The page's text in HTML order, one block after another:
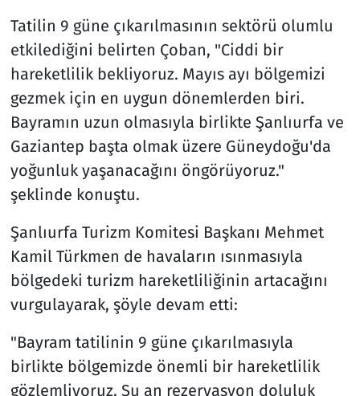
Tatilin 9 güne çıkarılmasının sektörü olumlu
etkilediğini belirten Çoban, "Ciddi bir
hareketlilik bekliyoruz. Mayıs ayı bölgemizi
gezmek için en uygun dönemlerden biri.
Bayramın uzun olmasıyla birlikte Şanlıurfa ve
Gaziantep başta olmak üzere Güneydoğu'da
yoğunluk yaşanacağını öngörüyoruz."
şeklinde konuştu.
Şanlıurfa Turizm Komitesi Başkanı Mehmet
Kamil Türkmen de havaların ısınmasıyla
bölgedeki turizm hareketliliğinin artacağını
vurgulayarak, şöyle devam etti:
"Bayram tatilinin 9 güne çıkarılmasıyla
birlikte bölgemizde önemli bir hareketlilik
gözlemliyoruz. Şu an rezervasyon doluluk